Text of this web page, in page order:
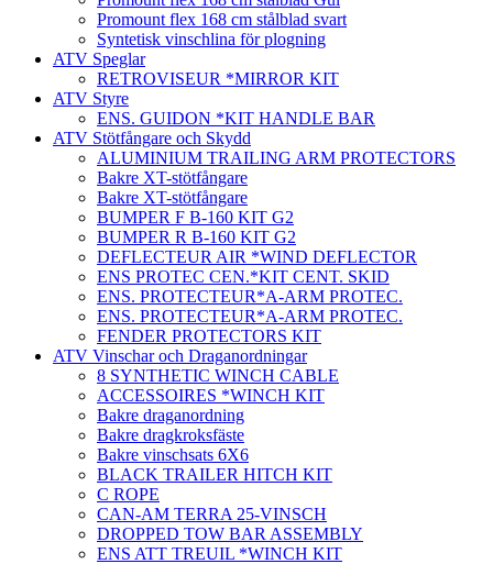
Promount flex 168 cm stålblad svart
Syntetisk vinschlina för plogning
ATV Speglar
RETROVISEUR *MIRROR KIT
ATV Styre
ENS. GUIDON *KIT HANDLE BAR
ATV Stötfångare och Skydd
ALUMINIUM TRAILING ARM PROTECTORS
Bakre XT-stötfångare
Bakre XT-stötfångare
BUMPER F B-160 KIT G2
BUMPER R B-160 KIT G2
DEFLECTEUR AIR *WIND DEFLECTOR
ENS PROTEC CEN.*KIT CENT. SKID
ENS. PROTECTEUR*A-ARM PROTEC.
ENS. PROTECTEUR*A-ARM PROTEC.
FENDER PROTECTORS KIT
ATV Vinschar och Draganordningar
8 SYNTHETIC WINCH CABLE
ACCESSOIRES *WINCH KIT
Bakre draganordning
Bakre dragkroksfäste
Bakre vinschsats 6X6
BLACK TRAILER HITCH KIT
C ROPE
CAN-AM TERRA 25-VINSCH
DROPPED TOW BAR ASSEMBLY
ENS ATT TREUIL *WINCH KIT